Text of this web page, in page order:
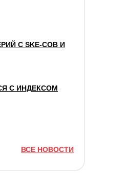
С SKE-COB И
С ИНДЕКСОМ
ВСЕ НОВОСТИ